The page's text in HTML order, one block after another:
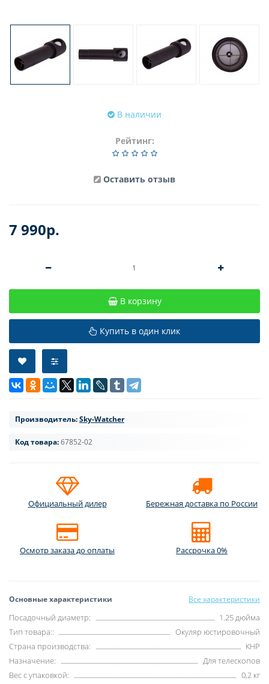
В наличии
Рейтинг:
Оставить отзыв
7 990р.
В корзину
Купить в один клик
Производитель:Sky-Watcher
Код товара:67852-02
Официальный дилер Бережная доставка по России
Осмотр заказа до оплаты Рассрочка 0%
Основные характеристики Все характеристики
Посадочный диаметр:
1.25 дюйма
Тип товара::
Окуляр юстировочный
Страна производства:
КНР
Назначение:
Для телескопов
Вес с упаковкой:
0,2 кг